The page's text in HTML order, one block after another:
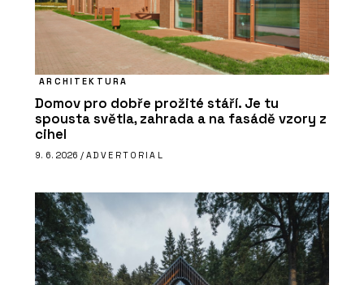
ARCHITEKTURA
Domov pro dobře prožité stáří. Je tu
spousta světla, zahrada a na fasádě vzory z
cihel
9. 6. 2026 / ADVERTORIAL